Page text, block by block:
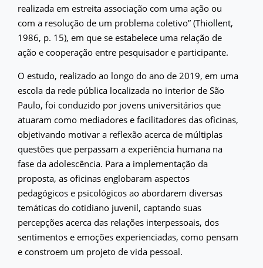
realizada em estreita associação com uma ação ou
com a resolução de um problema coletivo” (Thiollent,
1986, p. 15), em que se estabelece uma relação de
ação e cooperação entre pesquisador e participante.
O estudo, realizado ao longo do ano de 2019, em uma
escola da rede pública localizada no interior de São
Paulo, foi conduzido por jovens universitários que
atuaram como mediadores e facilitadores das oficinas,
objetivando motivar a reflexão acerca de múltiplas
questões que perpassam a experiência humana na
fase da adolescência. Para a implementação da
proposta, as oficinas englobaram aspectos
pedagógicos e psicológicos ao abordarem diversas
temáticas do cotidiano juvenil, captando suas
percepções acerca das relações interpessoais, dos
sentimentos e emoções experienciadas, como pensam
e constroem um projeto de vida pessoal.